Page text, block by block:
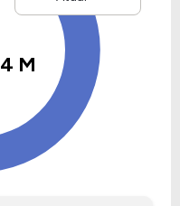
de Valores no
segmento
teve um
que gerou um lucro